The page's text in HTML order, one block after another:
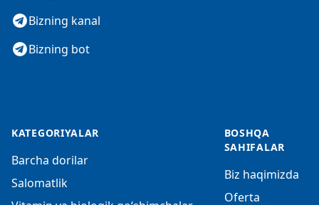
Bizning kanal
Bizning bot
KATEGORIYALAR
Barcha dorilar
Salomatlik
BOSHQA
SAHIFALAR
Biz haqimizda
Oferta